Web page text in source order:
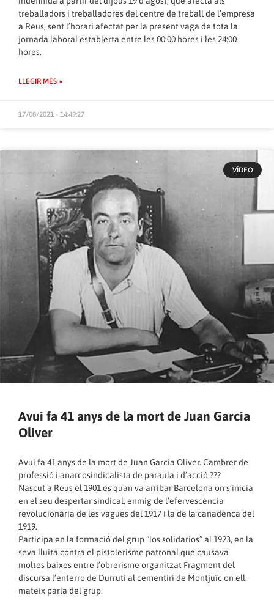
treballadors i treballadores del centre de treball de l’empresa
a Reus, sent l’horari afectat per la present vaga de tota la
jornada laboral establerta entre les 00:00 hores i les 24:00
hores.
LLEGIR MÉS »
17/08/2021 - 14:49:27
VÍDEO
Avui fa 41 anys de la mort de Juan Garcia
Oliver
Avui fa 41 anys de la mort de Juan García Oliver. Cambrer de
professió i anarcosindicalista de paraula i d’acció ???
Nascut a Reus el 1901 és quan va arribar Barcelona on s’inicia
en el seu despertar sindical, enmig de l’efervescència
revolucionària de les vagues del 1917 i la de la canadenca del
1919.
Participa en la formació del grup “los solidarios” al 1923, en la
seva lluita contra el pistolerisme patronal que causava
moltes baixes entre l’obrerisme organitzat Fragment del
discursa l’enterro de Durruti al cementiri de Montjuïc on ell
mateix parla del grup.